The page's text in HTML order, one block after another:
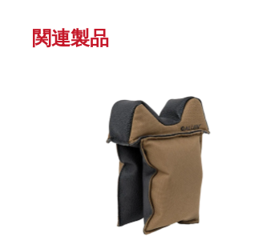
関連製品